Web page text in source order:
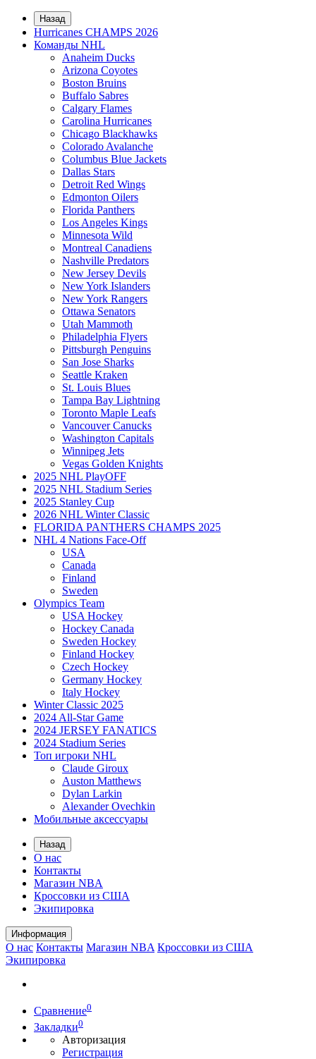
Назад
Hurricanes CHAMPS 2026
Команды NHL
Anaheim Ducks
Arizona Coyotes
Boston Bruins
Buffalo Sabres
Calgary Flames
Carolina Hurricanes
Chicago Blackhawks
Colorado Avalanche
Columbus Blue Jackets
Dallas Stars
Detroit Red Wings
Edmonton Oilers
Florida Panthers
Los Angeles Kings
Minnesota Wild
Montreal Canadiens
Nashville Predators
New Jersey Devils
New York Islanders
New York Rangers
Ottawa Senators
Utah Mammoth
Philadelphia Flyers
Pittsburgh Penguins
San Jose Sharks
Seattle Kraken
St. Louis Blues
Tampa Bay Lightning
Toronto Maple Leafs
Vancouver Canucks
Washington Capitals
Winnipeg Jets
Vegas Golden Knights
2025 NHL PlayOFF
2025 NHL Stadium Series
2025 Stanley Cup
2026 NHL Winter Classic
FLORIDA PANTHERS CHAMPS 2025
NHL 4 Nations Face-Off
USA
Canada
Finland
Sweden
Olympics Team
USA Hockey
Hockey Canada
Sweden Hockey
Finland Hockey
Czech Hockey
Germany Hockey
Italy Hockey
Winter Classic 2025
2024 All-Star Game
2024 JERSEY FANATICS
2024 Stadium Series
Топ игроки NHL
Claude Giroux
Auston Matthews
Dylan Larkin
Alexander Ovechkin
Мобильные аксессуары
Назад
О нас
Контакты
Магазин NBA
Кроссовки из США
Экипировка
Информация
О нас Контакты Магазин NBA Кроссовки из США
Экипировка
Сравнение0
Закладки0
Авторизация
Регистрация